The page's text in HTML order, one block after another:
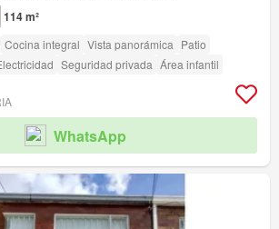
114 m²
Cocina integral Vista panorámica Patio
Seguridad privada Área infantil
WhatsApp